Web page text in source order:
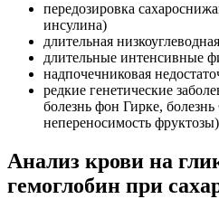
передозировка
инсулина)
длительная
длительные интенсивные
надпочечниковая
редкие генетические
болезнь фон Гирке,
непереносимость фруктозы)
Анализ крови на
гемоглобин при